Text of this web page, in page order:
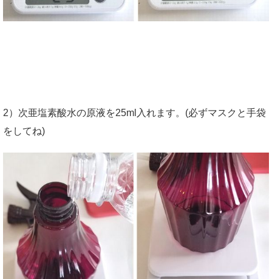
2）次亜塩素酸水の原液を25ml入れます。(必ずマスクと手袋
をしてね)